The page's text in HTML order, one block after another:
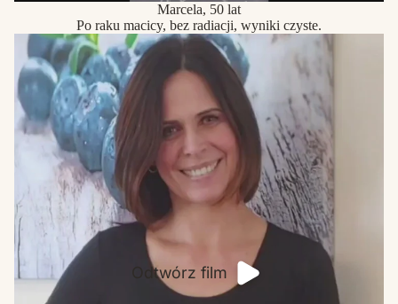
Marcela, 50 lat
Po raku macicy, bez radiacji, wyniki czyste.
Odtwórz film